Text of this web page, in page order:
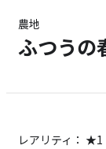
農地
ふつう
レアリティ： ★1